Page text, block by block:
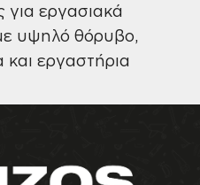
για εργασιακά
υψηλό θόρυβο,
και εργαστήρια